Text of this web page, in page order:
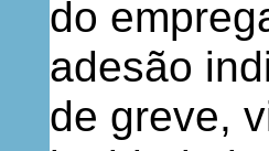
do
adesão
de greve,